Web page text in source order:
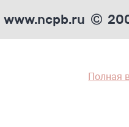
www.ncpb.ru
Полная